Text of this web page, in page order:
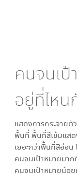
คนจนเ
อยู่ที่ไหน
แสดงการกระจาย
พื้นที่ พื้นที่สีเข้มแส
เยอะกว่าพื้นที่สีอ่อน
คนจนเป้าหมายมา
คนจนเป้าหมายน้อ